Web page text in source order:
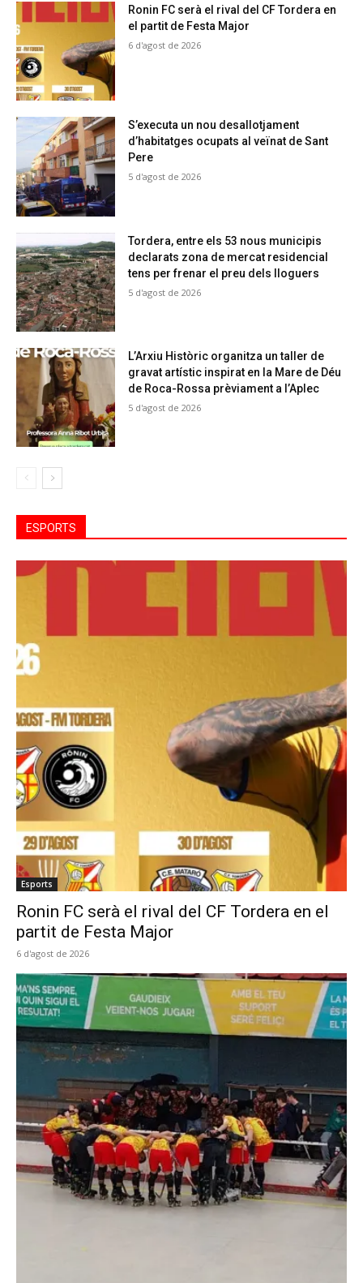
Ronin FC serà el rival del CF Tordera en
el partit de Festa Major
6 d'agost de 2026
S’executa un nou desallotjament
d’habitatges ocupats al veïnat de Sant
Pere
5 d'agost de 2026
Tordera, entre els 53 nous municipis
declarats zona de mercat residencial
tens per frenar el preu dels lloguers
5 d'agost de 2026
L’Arxiu Històric organitza un taller de
gravat artístic inspirat en la Mare de Déu
de Roca-Rossa prèviament a l’Aplec
5 d'agost de 2026
ESPORTS
Esports
Ronin FC serà el rival del CF Tordera en el
partit de Festa Major
6 d'agost de 2026